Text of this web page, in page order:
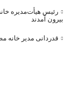
بیرون آمدند
قدردانی مدیر خانه